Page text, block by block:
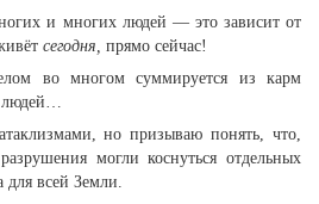
и многих людей — это зависит от
сегодня, прямо сейчас!
во многом суммируется из карм
людей…
но призываю понять, что,
могли коснуться отдельных
для всей Земли.